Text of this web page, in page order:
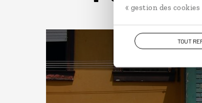
« gestion des cookies
TOUT